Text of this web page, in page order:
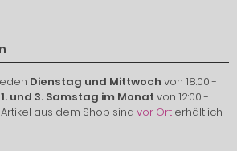
Dienstag und Mittwoch von 18:00 -
1. und 3. Samstag im Monat von 12:00 -
aus dem Shop sind vor Ort erhältlich.